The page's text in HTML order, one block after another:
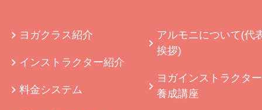
ヨガクラス紹介
インストラクター紹介
料金システム
アルモニについて(代
挨拶)
ヨガインストラクター
養成講座